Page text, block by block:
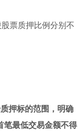
票质押比例分别不
押标的范围，明确
笔最低交易金额不得